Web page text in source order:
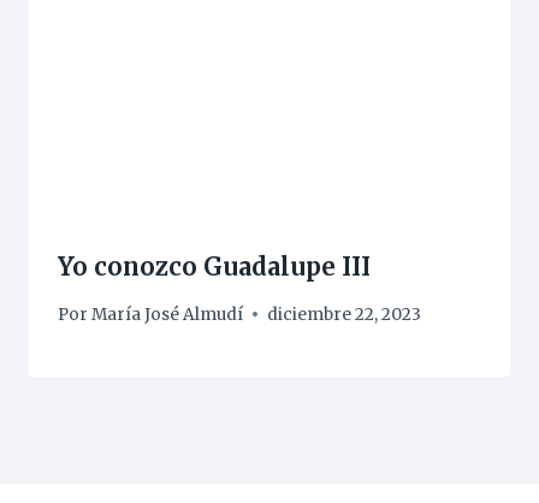
Yo conozco Guadalupe III
Por María José Almudí diciembre 22, 2023